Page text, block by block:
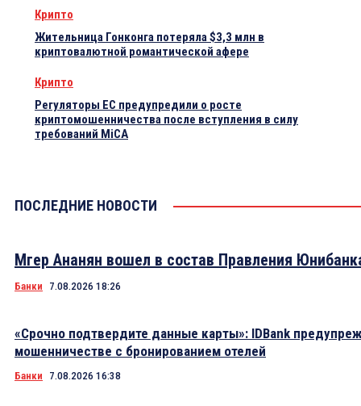
Крипто
Жительница Гонконга потеряла $3,3 млн в
криптовалютной романтической афере
Крипто
Регуляторы ЕС предупредили о росте
криптомошенничества после вступления в силу
требований MiCA
ПОСЛЕДНИЕ НОВОСТИ
Мгер Ананян вошел в состав Правления
Банки 7.08.2026 18:26
«Срочно подтвердите данные карты»: IDBank
мошенничестве с бронированием отелей
Банки 7.08.2026 16:38